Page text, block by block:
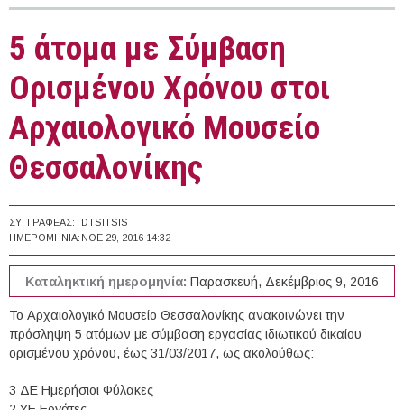
5 άτομα με Σύμβαση
Ορισμένου Χρόνου στοι
Αρχαιολογικό Μουσείο
Θεσσαλονίκης
ΣΥΓΓΡΑΦΈΑΣ:
DTSITSIS
ΗΜΕΡΟΜΗΝΊΑ: ΝΟΕ 29, 2016 14:32
Καταληκτική ημερομηνία: Παρασκευή, Δεκέμβριος 9, 2016
Το Αρχαιολογικό Μουσείο Θεσσαλονίκης ανακοινώνει την
πρόσληψη 5 ατόμων με σύμβαση εργασίας ιδιωτικού δικαίου
ορισμένου χρόνου, έως 31/03/2017, ως ακολούθως:
3 ΔΕ Ημερήσιοι Φύλακες